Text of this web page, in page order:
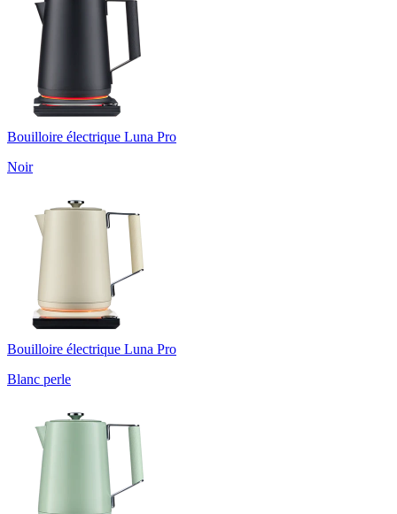
Bouilloire électrique Luna Pro
Noir
Bouilloire électrique Luna Pro
Blanc perle